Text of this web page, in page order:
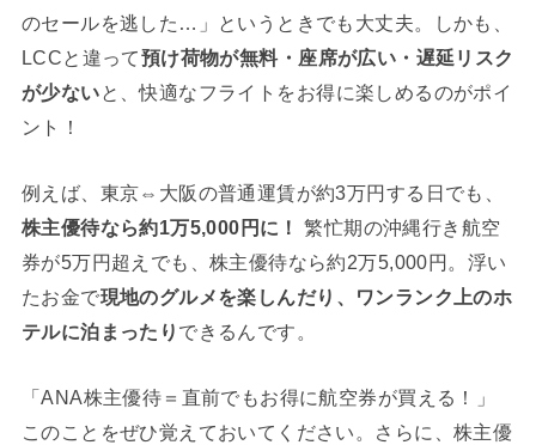
のセールを逃した…」というときでも大丈夫。しかも、
LCCと違って預け荷物が無料・座席が広い・遅延リスク
が少ない と、快適なフライトをお得に楽しめるのがポイ
ント！
例えば、東京⇔大阪の普通運賃が約3万円する日でも、
株主優待なら約1万5,000円に！
繁忙期の沖縄行き航空
券が5万円超えでも、株主優待なら約2万5,000円。浮い
たお金で現地のグルメを楽しんだり、ワンランク上のホ
テルに泊まったり できるんです。
「ANA株主優待＝直前でもお得に航空券が買える！」
このことをぜひ覚えておいてください。さらに、株主優